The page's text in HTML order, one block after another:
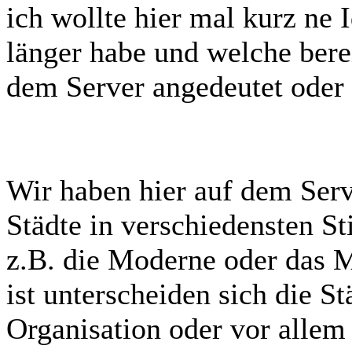
ich wollte hier mal kurz ne
länger habe und welche
dem Server angedeutet
Wir haben hier auf dem
Städte in verschiedensten
z.B. die Moderne oder das
ist unterscheiden sich die
Organisation oder vor